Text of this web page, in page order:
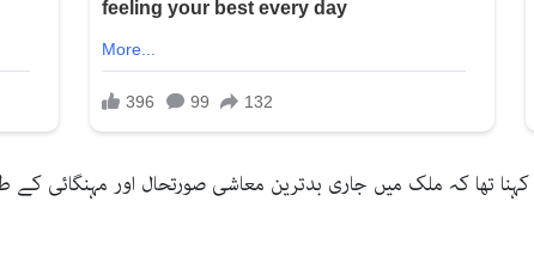
تھا کہ ملک میں جاری بدترین معاشی صورتحال اور مہنگائی کے